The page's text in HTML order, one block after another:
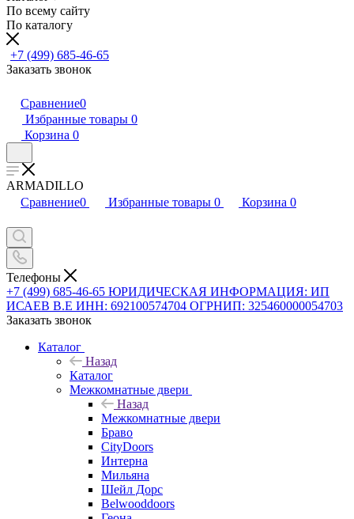
По всему сайту
По каталогу
+7 (499) 685-46-65
Заказать звонок
Сравнение0
Избранные товары 0
Корзина 0
ARMADILLO
Сравнение0 Избранные товары 0 Корзина 0
Телефоны
+7 (499) 685-46-65 ЮРИДИЧЕСКАЯ ИНФОРМАЦИЯ: ИП
ИСАЕВ В.Е ИНН: 692100574704 ОГРНИП: 325460000054703
Заказать звонок
Каталог
Назад
Каталог
Межкомнатные двери
Назад
Межкомнатные двери
Браво
CityDoors
Интерна
Мильяна
Шейл Дорс
Belwooddoors